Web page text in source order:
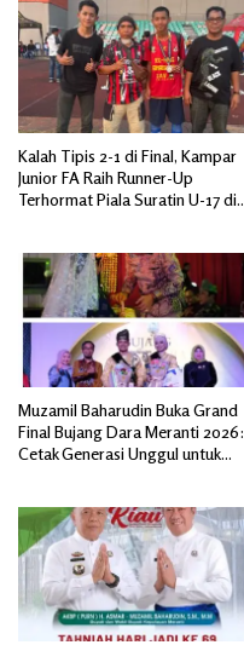
Kalah Tipis 2-1 di Final, Kampar
Junior FA Raih Runner-Up
Terhormat Piala Suratin U-17 di
Muzamil Baharudin Buka Grand
Final Bujang Dara Meranti 2026:
Cetak Generasi Unggul untuk